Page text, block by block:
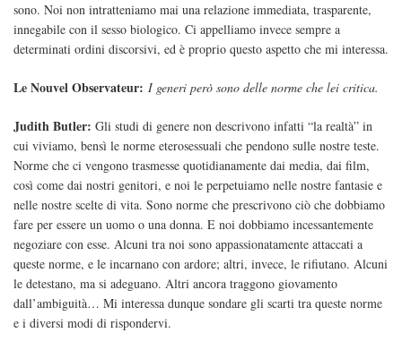
sono. Noi non intratteniamo mai una relazione immediata, trasparente,
innegabile con il sesso biologico. Ci appelliamo invece sempre a
determinati ordini discorsivi, ed è proprio questo aspetto che mi interessa.
Le Nouvel Observateur: I generi però sono delle norme che lei critica.
Judith Butler: Gli studi di genere non descrivono infatti “la realtà” in
cui viviamo, bensì le norme eterosessuali che pendono sulle nostre teste.
Norme che ci vengono trasmesse quotidianamente dai media, dai film,
così come dai nostri genitori, e noi le perpetuiamo nelle nostre fantasie e
nelle nostre scelte di vita. Sono norme che prescrivono ciò che dobbiamo
fare per essere un uomo o una donna. E noi dobbiamo incessantemente
negoziare con esse. Alcuni tra noi sono appassionatamente attaccati a
queste norme, e le incarnano con ardore; altri, invece, le rifiutano. Alcuni
le detestano, ma si adeguano. Altri ancora traggono giovamento
dall’ambiguità… Mi interessa dunque sondare gli scarti tra queste norme
e i diversi modi di rispondervi.